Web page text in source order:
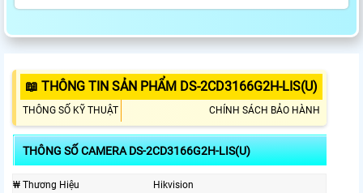
📖 THÔNG TIN SẢN PHẨM DS-2CD3166G2H-LIS(U)
THÔNG SỐ KỸ THUẬT CHÍNH SÁCH BẢO HÀNH
THÔNG SỐ CAMERA DS-2CD3166G2H-LIS(U)
₩ Thương Hiệu
Hikvision